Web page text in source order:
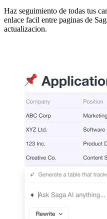
Haz seguimiento de todas tus
enlace facil entre paginas de
actualizacion.